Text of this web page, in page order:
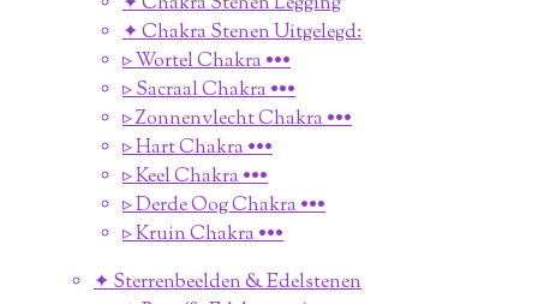
✦ Chakra Stenen Uitgelegd:
▹ Wortel Chakra •••
▹ Sacraal Chakra •••
▹ Zonnenvlecht Chakra •••
▹ Hart Chakra •••
▹ Keel Chakra •••
▹ Derde Oog Chakra •••
▹ Kruin Chakra •••
✦ Sterrenbeelden & Edelstenen